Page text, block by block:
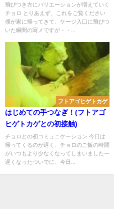
飛びつき方にバリエーションが増えていく
チョロ とりあえず、これをご覧ください
僕が家に帰ってきて、ケージ入口に飛びつ
いた瞬間の写メですが・・...
フトアゴヒゲトカゲ
はじめての手つなぎ！(フトアゴ
ヒゲトカゲとの初接触)
チョロとの初コミュニケーション 今日は
帰ってくるのが遅く、チョロのご飯の時間
がいつもより少なくなってしまいましたー
遅くなったついでに、今日...